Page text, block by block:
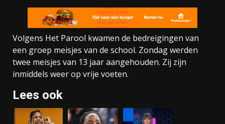
Volgens Het Parool kwamen de bedreigingen van
een groep meisjes van de school. Zondag werden
twee meisjes van 13 jaar aangehouden. Zij zijn
inmiddels weer op vrije voeten.
Lees ook